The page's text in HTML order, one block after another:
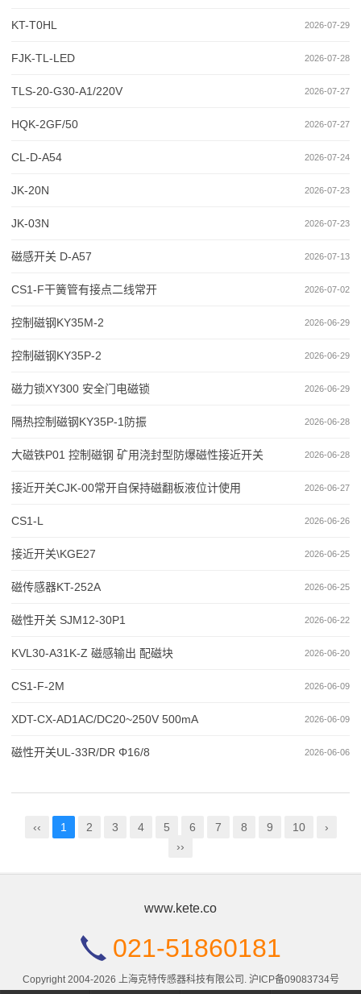
2026-07-29
KT-T0HL
2026-07-28
FJK-TL-LED
2026-07-27
TLS-20-G30-A1/220V
2026-07-27
HQK-2GF/50
2026-07-24
CL-D-A54
2026-07-23
JK-20N
2026-07-23
JK-03N
2026-07-13
磁感开关 D-A57
2026-07-02
CS1-F干簧管有接点二线常开
2026-06-29
控制磁钢KY35M-2
2026-06-29
控制磁钢KY35P-2
2026-06-29
磁力锁XY300 安全门电磁锁
2026-06-28
隔热控制磁钢KY35P-1防振
2026-06-28
大磁铁P01 控制磁钢 矿用浇封型防爆磁性接近开关
2026-06-27
接近开关CJK-00常开自保持磁翻板液位计使用
2026-06-26
CS1-L
2026-06-25
接近开关\KGE27
2026-06-25
磁传感器KT-252A
2026-06-22
磁性开关 SJM12-30P1
2026-06-20
KVL30-A31K-Z 磁感输出 配磁块
2026-06-09
CS1-F-2M
2026-06-09
XDT-CX-AD1AC/DC20~250V 500mA
2026-06-06
磁性开关UL-33R/DR Φ16/8
‹‹ 1 2 3 4 5 6 7 8 9 10
›
››
www.kete.co
021-51860181
Copyright 2004-2026 上海克特传感器科技有限公司. 沪ICP备09083734号